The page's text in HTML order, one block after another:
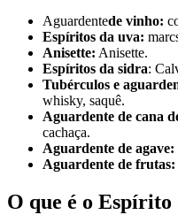
Aguardentede vinho:
Espíritos da uva:
Anisette: Anisette.
Espíritos da sidra:
Tubérculos e
whisky, saquê.
Aguardente de cana
cachaça.
Aguardente de agave:
Aguardente de frutas:
O que é o Espírito